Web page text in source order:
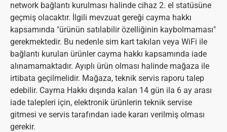
network bağlantı kurulması halinde cihaz 2. el statüsüne
geçmiş olacaktır. İlgili mevzuat gereği cayma hakkı
kapsamında "ürünün satılabilir özelliğinin kaybolmaması"
gerekmektedir. Bu nedenle sim kart takılan veya WiFi ile
bağlantı kurulan ürünler cayma hakkı kapsamında iade
alınamamaktadır. Ayıplı ürün olması halinde mağaza ile
irtibata geçilmelidir. Mağaza, teknik servis raporu talep
edebilir. Cayma Hakkı dışında kalan 14 gün ila 6 ay arası
iade talepleri için, elektronik ürünlerin teknik servise
gitmesi ve servis tarafından iade kararı verilmiş olması
gerekir.